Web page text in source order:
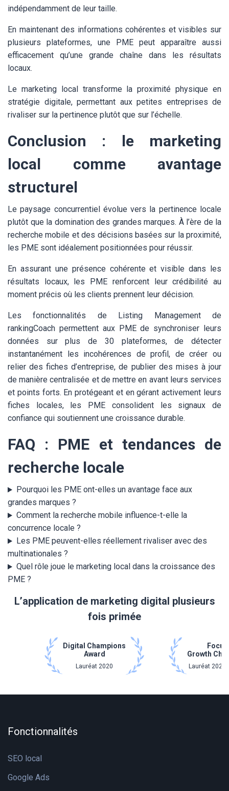
indépendamment de leur taille.
En maintenant des informations cohérentes et visibles sur
plusieurs plateformes, une PME peut apparaître aussi
efficacement qu’une grande chaîne dans les résultats
locaux.
Le marketing local transforme la proximité physique en
stratégie digitale, permettant aux petites entreprises de
rivaliser sur la pertinence plutôt que sur l’échelle.
Conclusion : le marketing
local comme avantage
structurel
Le paysage concurrentiel évolue vers la pertinence locale
plutôt que la domination des grandes marques. À l’ère de la
recherche mobile et des décisions basées sur la proximité,
les PME sont idéalement positionnées pour réussir.
En assurant une présence cohérente et visible dans les
résultats locaux, les PME renforcent leur crédibilité au
moment précis où les clients prennent leur décision.
Les fonctionnalités de Listing Management de
rankingCoach permettent aux PME de synchroniser leurs
données sur plus de 30 plateformes, de détecter
instantanément les incohérences de profil, de créer ou
relier des fiches d’entreprise, de publier des mises à jour
de manière centralisée et de mettre en avant leurs services
et points forts. En protégeant et en gérant activement leurs
fiches locales, les PME consolident les signaux de
confiance qui soutiennent une croissance durable.
FAQ : PME et tendances de
recherche locale
Pourquoi les PME ont-elles un avantage face aux
grandes marques ?
Comment la recherche mobile influence-t-elle la
concurrence locale ?
Les PME peuvent-elles réellement rivaliser avec des
multinationales ?
Quel rôle joue le marketing local dans la croissance des
PME ?
L’application de marketing digital plusieurs
fois primée
Digital Champions
Award
Lauréat 2020
Focus
Growth
Lauréat 2021
Fonctionnalités
SEO local
Google Ads